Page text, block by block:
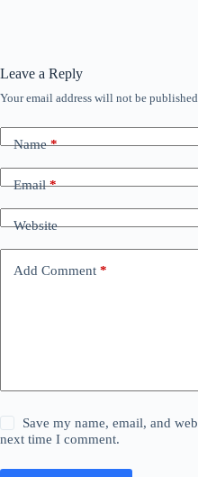
Leave a Reply
Your email address will not be published.
Name*
Email*
Website
Add Comment *
Save my name, email, and
next time I comment.